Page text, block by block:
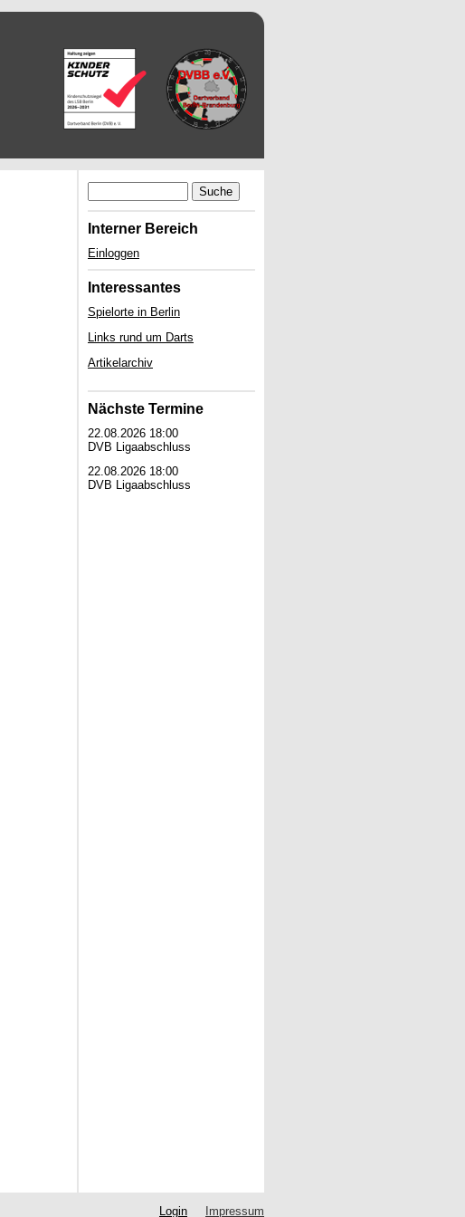
Suche
Interner Bereich
Einloggen
Interessantes
Spielorte in Berlin
Links rund um Darts
Artikelarchiv
Nächste Termine
22.08.2026 18:00
DVB Ligaabschluss
22.08.2026 18:00
DVB Ligaabschluss
Login Impressum